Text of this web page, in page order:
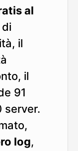
al
il
il
91
server.
log,